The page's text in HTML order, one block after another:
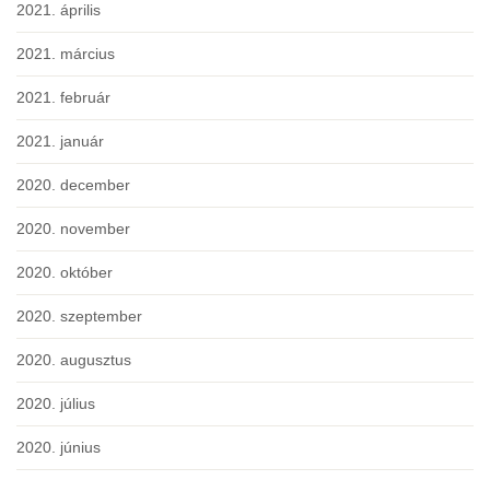
2021. április
2021. március
2021. február
2021. január
2020. december
2020. november
2020. október
2020. szeptember
2020. augusztus
2020. július
2020. június